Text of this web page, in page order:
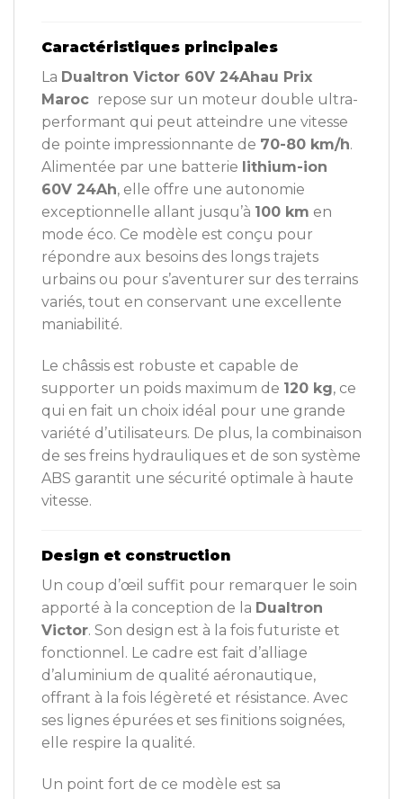
Caractéristiques principales
La Dualtron Victor 60V 24Ahau Prix
Maroc repose sur un moteur double ultra-
performant qui peut atteindre une vitesse
de pointe impressionnante de 70-80 km/h.
Alimentée par une batterie lithium-ion
60V 24Ah, elle offre une autonomie
exceptionnelle allant jusqu’à 100 km en
mode éco. Ce modèle est conçu pour
répondre aux besoins des longs trajets
urbains ou pour s’aventurer sur des terrains
variés, tout en conservant une excellente
maniabilité.
Le châssis est robuste et capable de
supporter un poids maximum de 120 kg, ce
qui en fait un choix idéal pour une grande
variété d’utilisateurs. De plus, la combinaison
de ses freins hydrauliques et de son système
ABS garantit une sécurité optimale à haute
vitesse.
Design et construction
Un coup d’œil suffit pour remarquer le soin
apporté à la conception de la Dualtron
Victor. Son design est à la fois futuriste et
fonctionnel. Le cadre est fait d’alliage
d’aluminium de qualité aéronautique,
offrant à la fois légèreté et résistance. Avec
ses lignes épurées et ses finitions soignées,
elle respire la qualité.
Un point fort de ce modèle est sa